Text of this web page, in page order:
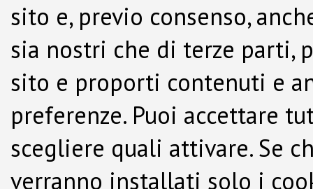
sito e, previo consenso,
sia nostri che di terze parti,
sito e proporti contenuti e
preferenze. Puoi accettare
scegliere quali attivare. Se
verranno installati solo i